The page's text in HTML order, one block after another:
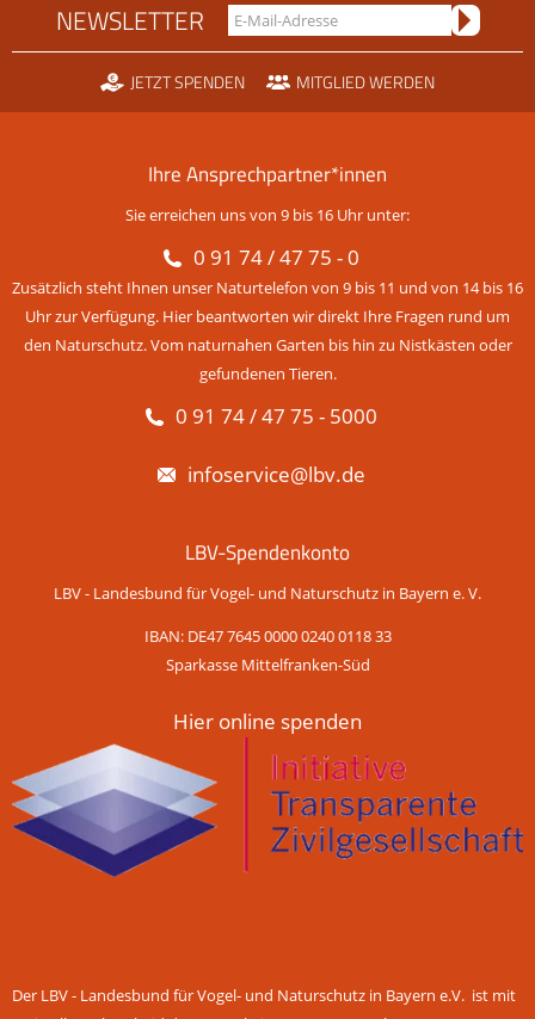
NEWSLETTER
JETZT SPENDEN MITGLIED WERDEN
Ihre Ansprechpartner*innen
Sie erreichen uns von 9 bis 16 Uhr unter:
0 91 74 / 47 75 - 0
Zusätzlich steht Ihnen unser Naturtelefon von 9 bis 11 und von 14 bis 16
Uhr zur Verfügung. Hier beantworten wir direkt Ihre Fragen rund um
den Naturschutz. Vom naturnahen Garten bis hin zu Nistkästen oder
gefundenen Tieren.
0 91 74 / 47 75 - 5000
infoservice@lbv.de
LBV-Spendenkonto
LBV - Landesbund für Vogel- und Naturschutz in Bayern e. V.
IBAN: DE47 7645 0000 0240 0118 33
Sparkasse Mittelfranken-Süd
Hier online spenden
Der LBV - Landesbund für Vogel- und Naturschutz in Bayern e.V. ist mit